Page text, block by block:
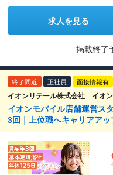
求人を見る
掲載終了
終了間近 正社員 面接情報有
イオンリテール株式会社 イオ
イオンモバイル店舗運営ス
3回｜上位職へキャリアアッ